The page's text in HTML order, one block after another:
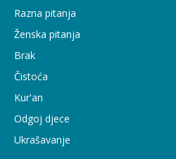
Razna pitanja
Ženska pitanja
Brak
Čistoća
Kur'an
Odgoj djece
Ukrašavanje